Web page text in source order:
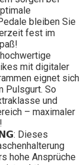
bleiben Sie
fest im
mit digitaler
eignet sich
Pulsgurt. So
und
– maximaler
Dieses
hohe Ansprüche